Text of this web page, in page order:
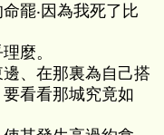
罷‧因為我死了比
麼。
、在那裏為自己搭
看看那城究竟如